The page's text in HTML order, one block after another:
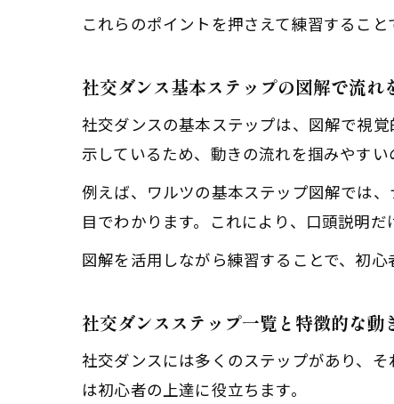
これらのポイントを押さえて練習するこ
社交ダンス基本ステップの図解で流れ
社交ダンスの基本ステップは、図解で視
示しているため、動きの流れを掴みやすい
例えば、ワルツの基本ステップ図解では
目でわかります。これにより、口頭説明
図解を活用しながら練習することで、初
社交ダンスステップ一覧と特徴的な動
社交ダンスには多くのステップがあり、
は初心者の上達に役立ちます。